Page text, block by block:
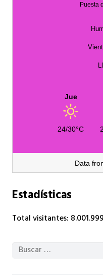
Puesta
Jue
24/30°C
Data
Estadísticas
Total visitantes: 8.001.999
Buscar: